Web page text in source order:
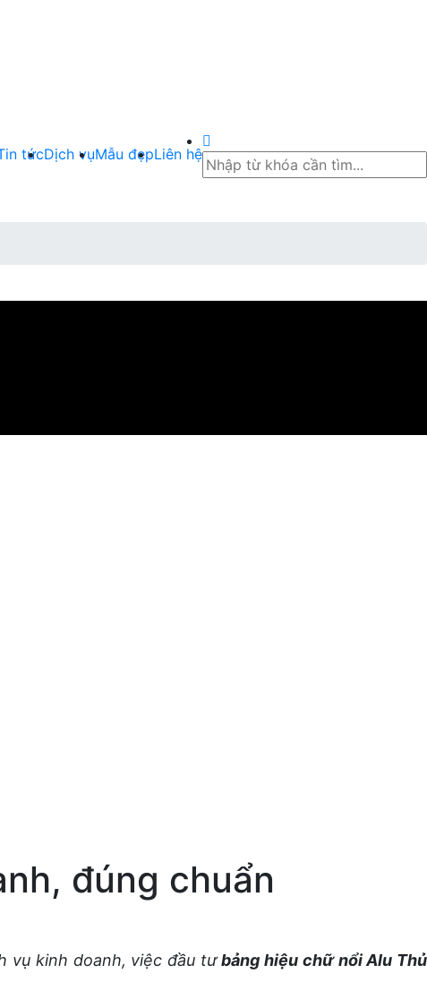
tứcDịch vụMẫu đẹpLiên hệ
đúng chuẩn
vụ kinh doanh, việc đầu tưbảng hiệu chữ nổi Alu Thủ